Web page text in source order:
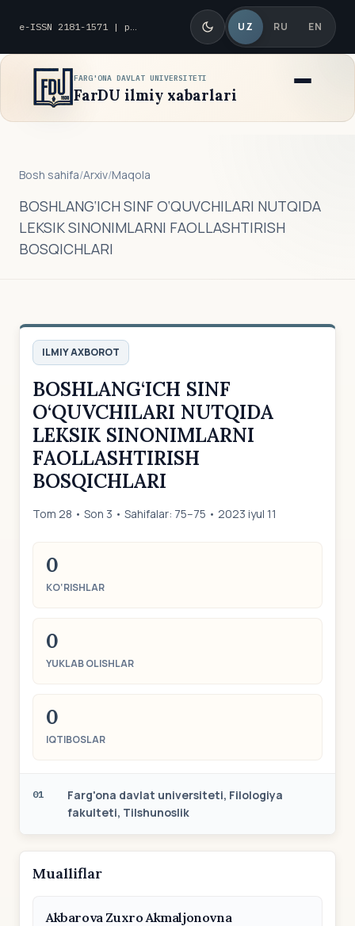
e-ISSN 2181-1571 | p-ISSN 2010-8419 UZ RU EN
FARG'ONA DAVLAT UNIVERSITETI
FarDU ilmiy xabarlari
Bosh sahifa/Arxiv/Maqola
BOSHLANG‘ICH SINF O‘QUVCHILARI NUTQIDA
LEKSIK SINONIMLARNI FAOLLASHTIRISH
BOSQICHLARI
ILMIY AXBOROT
BOSHLANG‘ICH SINF
O‘QUVCHILARI NUTQIDA
LEKSIK SINONIMLARNI
FAOLLASHTIRISH
BOSQICHLARI
Tom 28 • Son 3 • Sahifalar: 75–75 • 2023 iyul 11
0
KO‘RISHLAR
0
YUKLAB OLISHLAR
0
IQTIBOSLAR
01
Farg'ona davlat universiteti, Filologiya
fakulteti, Tilshunoslik
Mualliflar
Akbarova Zuxro Akmaljonovna